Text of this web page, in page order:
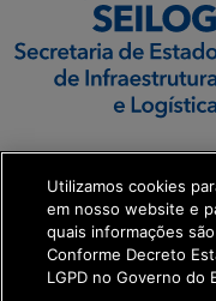
SETDIG | Secretaria-
Executiva de
Transformação
get_footer();
Utilizamos cookies
em nosso website e
quais informações
Conforme Decreto
LGPD no Governo do